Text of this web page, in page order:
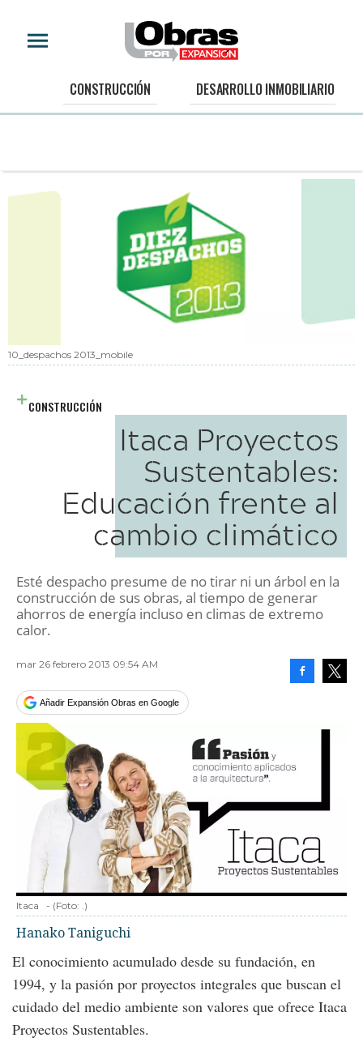
CONSTRUCCIÓN DESARROLLO INMOBILIARIO
10_despachos 2013_mobile
CONSTRUCCIÓN
Itaca Proyectos
Sustentables:
Educación frente al
cambio climático
Esté despacho presume de no tirar ni un árbol en la
construcción de sus obras, al tiempo de generar
ahorros de energía incluso en climas de extremo
calor.
mar 26 febrero 2013 09:54 AM
Añadir Expansión Obras en Google
Itaca - (Foto: .)
Hanako Taniguchi
El conocimiento acumulado desde su fundación, en
1994, y la pasión por proyectos integrales que buscan el
cuidado del medio ambiente son valores que ofrece Itaca
Proyectos Sustentables.